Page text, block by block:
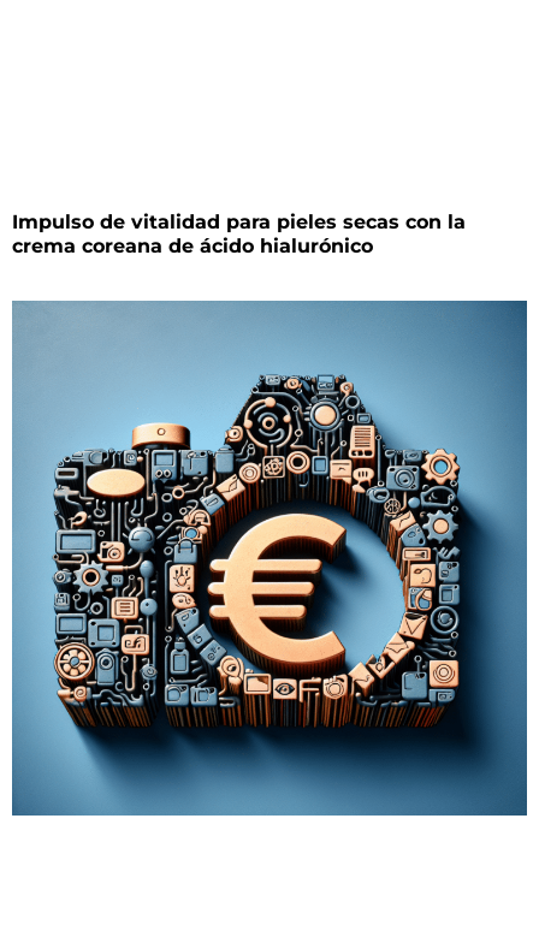
Impulso de vitalidad para pieles secas con la
crema coreana de ácido hialurónico